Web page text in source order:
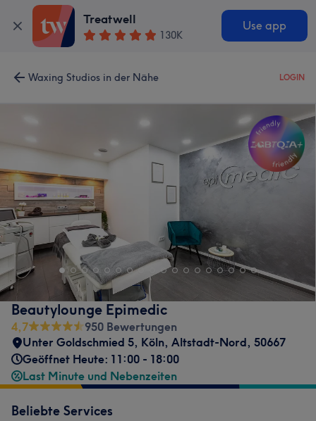
Treatwell
130K
Use app
Waxing Studios in der Nähe LOGIN
Beautylounge Epimedic
4,7
950 Bewertungen
Unter Goldschmied 5, Köln, Altstadt-Nord, 50667
Geöffnet Heute: 11:00 - 18:00
Last Minute und Nebenzeiten
Beliebte Services